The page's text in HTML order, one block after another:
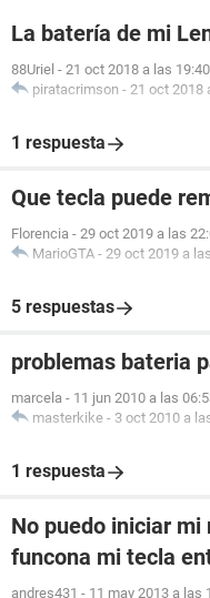
La batería de mi
88Uriel - 21 oct 2018 a las 19:40
piratacrimson - 21 oct 2018
1 respuesta
Que tecla puede
Florencia - 29 oct 2019 a las
MarioGTA - 29 oct 2019 a
5 respuestas
problemas bateria
marcela - 11 jun 2010 a las
masterkike - 3 oct 2010 a
1 respuesta
No puedo iniciar
funcona mi tecla
andres431 - 11 may 2013 a las